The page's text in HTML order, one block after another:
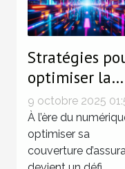
Stratégies
optimiser la
couverture
d'assurance
un monde
numérique
9 octobre 2025
À l’ère du
optimiser sa
couverture